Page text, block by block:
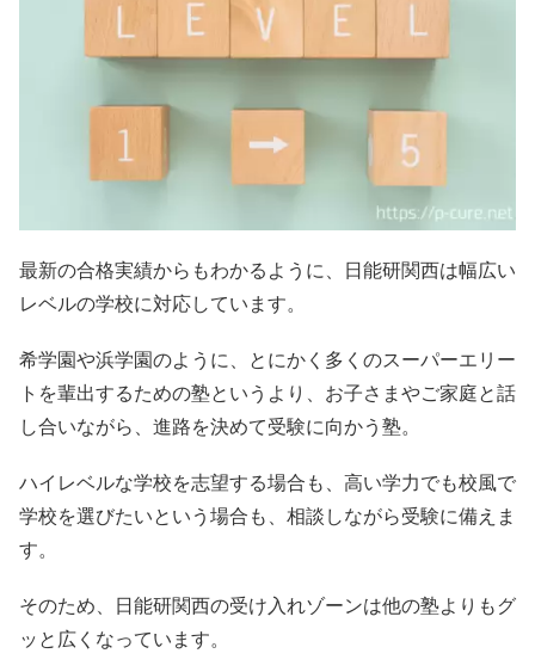
最新の合格実績からもわかるように、日能研関西は幅広い
レベルの学校に対応しています。
希学園や浜学園のように、とにかく多くのスーパーエリー
トを輩出するための塾というより、お子さまやご家庭と話
し合いながら、進路を決めて受験に向かう塾。
ハイレベルな学校を志望する場合も、高い学力でも校風で
学校を選びたいという場合も、相談しながら受験に備えま
す。
そのため、日能研関西の受け入れゾーンは他の塾よりもグ
ッと広くなっています。